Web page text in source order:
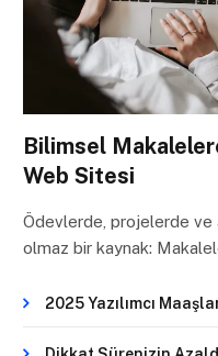
Bilimsel
Web Sitesi
Ödevlerde, projelerde ve
olmaz bir kaynak:
2025 Yazılımcı